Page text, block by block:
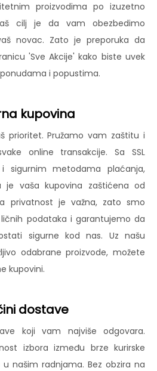
proizvodima po izuzetno
cilj je da vam obezbedimo
novac. Zato je preporuka da
'Sve Akcije' kako biste uvek
i popustima.
kupovina
prioritet. Pružamo vam zaštitu i
online transakcije. Sa SSL
sigurnim metodama plaćanja,
vaša kupovina zaštićena od
privatnost je važna, zato smo
podataka i garantujemo da
sigurne kod nas. Uz našu
odabrane proizvode, možete
kupovini.
dostave
koji vam najviše odgovara.
izbora između brze kurirske
našim radnjama. Bez obzira na